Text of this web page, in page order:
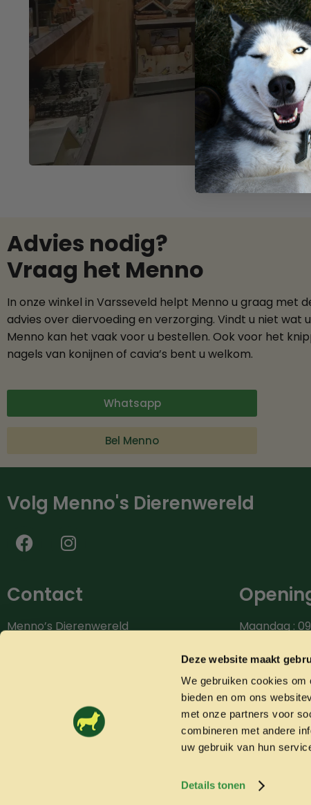
Deze website maakt
We gebruiken cookies
bieden en om ons
met onze partners voor
combineren met andere
uw gebruik van hun
Details tonen
Advies nodig?
Vraag het Menno
In onze winkel in Varsseveld helpt Menno u graag met
advies over diervoeding en verzorging. Vindt u niet wat
Menno kan het vaak voor u bestellen. Ook voor het
nagels van konijnen of cavia’s bent u welkom.
Whatsapp
Bel Menno
Volg Menno's Dierenwereld
Contact
Menno’s Dierenwereld
info@mennosdierenwereld.nl
Maandag :
Woensdag:
Donderdag:
Vrijdag:
Zaterdag:
Algemene voorwaarden